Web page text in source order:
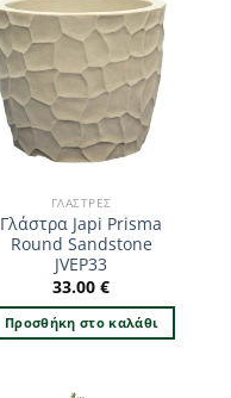
ΓΛΆΣΤΡΕΣ
Γλάστρα Japi Prisma
Round Sandstone
JVEP33
33.00€
Προσθήκη στο καλάθι